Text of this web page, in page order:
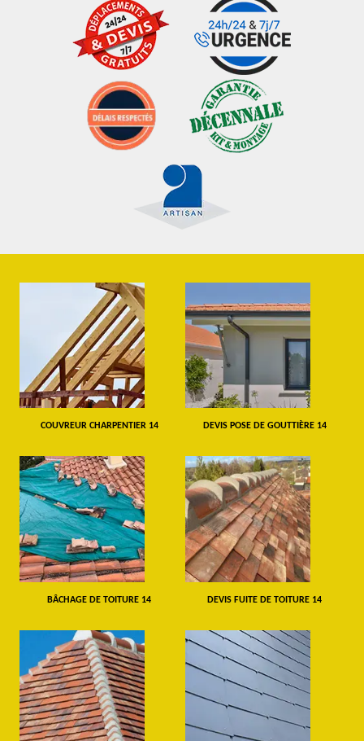
COUVREUR CHARPENTIER 14 DEVIS POSE DE GOUTTIÈRE 14
BÂCHAGE DE TOITURE 14 DEVIS FUITE DE TOITURE 14